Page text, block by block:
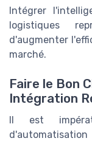
Intégrer
logistiques
d'augmenter
marché.
Faire le Bon
Intégration
Il est